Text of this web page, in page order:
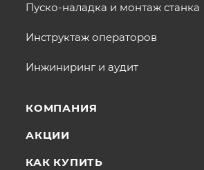
Пуско-наладка и монтаж станка
Инструктаж операторов
Инжиниринг и аудит
КОМПАНИЯ
АКЦИИ
КАК КУПИТЬ